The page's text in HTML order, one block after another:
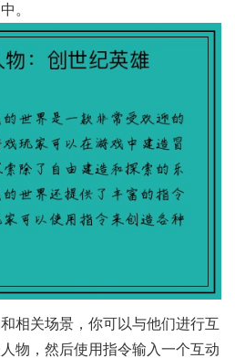
。
相关场景，你可以与他们进行互
物，然后使用指令输入一个互动